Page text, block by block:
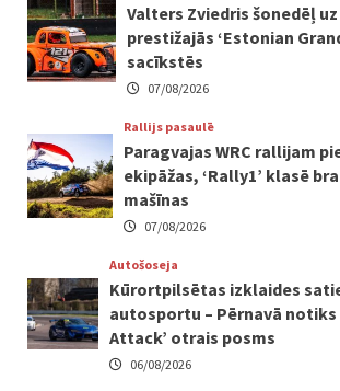
Valters Zviedris šonedēļ
prestižajās ‘Estonian
sacīkstēs
07/08/2026
Rallijs pasaulē
Paragvajas WRC rallijam
ekipāžas, ‘Rally1’ klasē
mašīnas
07/08/2026
Autošoseja
Kūrortpilsētas izklaides
autosportu – Pērnavā notiks
Attack’ otrais posms
06/08/2026